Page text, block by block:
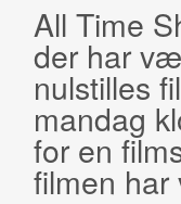
All Time
der har
nulstilles
mandag
for en
filmen